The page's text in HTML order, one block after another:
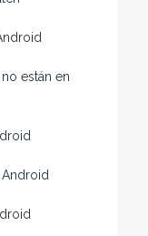
están en